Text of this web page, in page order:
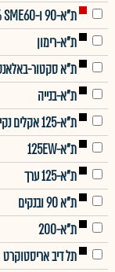
ת"א-90 ו-CAP 0.8% SME60
ת"א-רימון
ת"א סקטור-
ת"א-בנייה
ת"א-125 אקלים נקי מדלקים
ת"א-125EW
ת"א-125 ערך
ת"א 90 ובנקים
ת"א-200
תל דיב אריסטוקרט